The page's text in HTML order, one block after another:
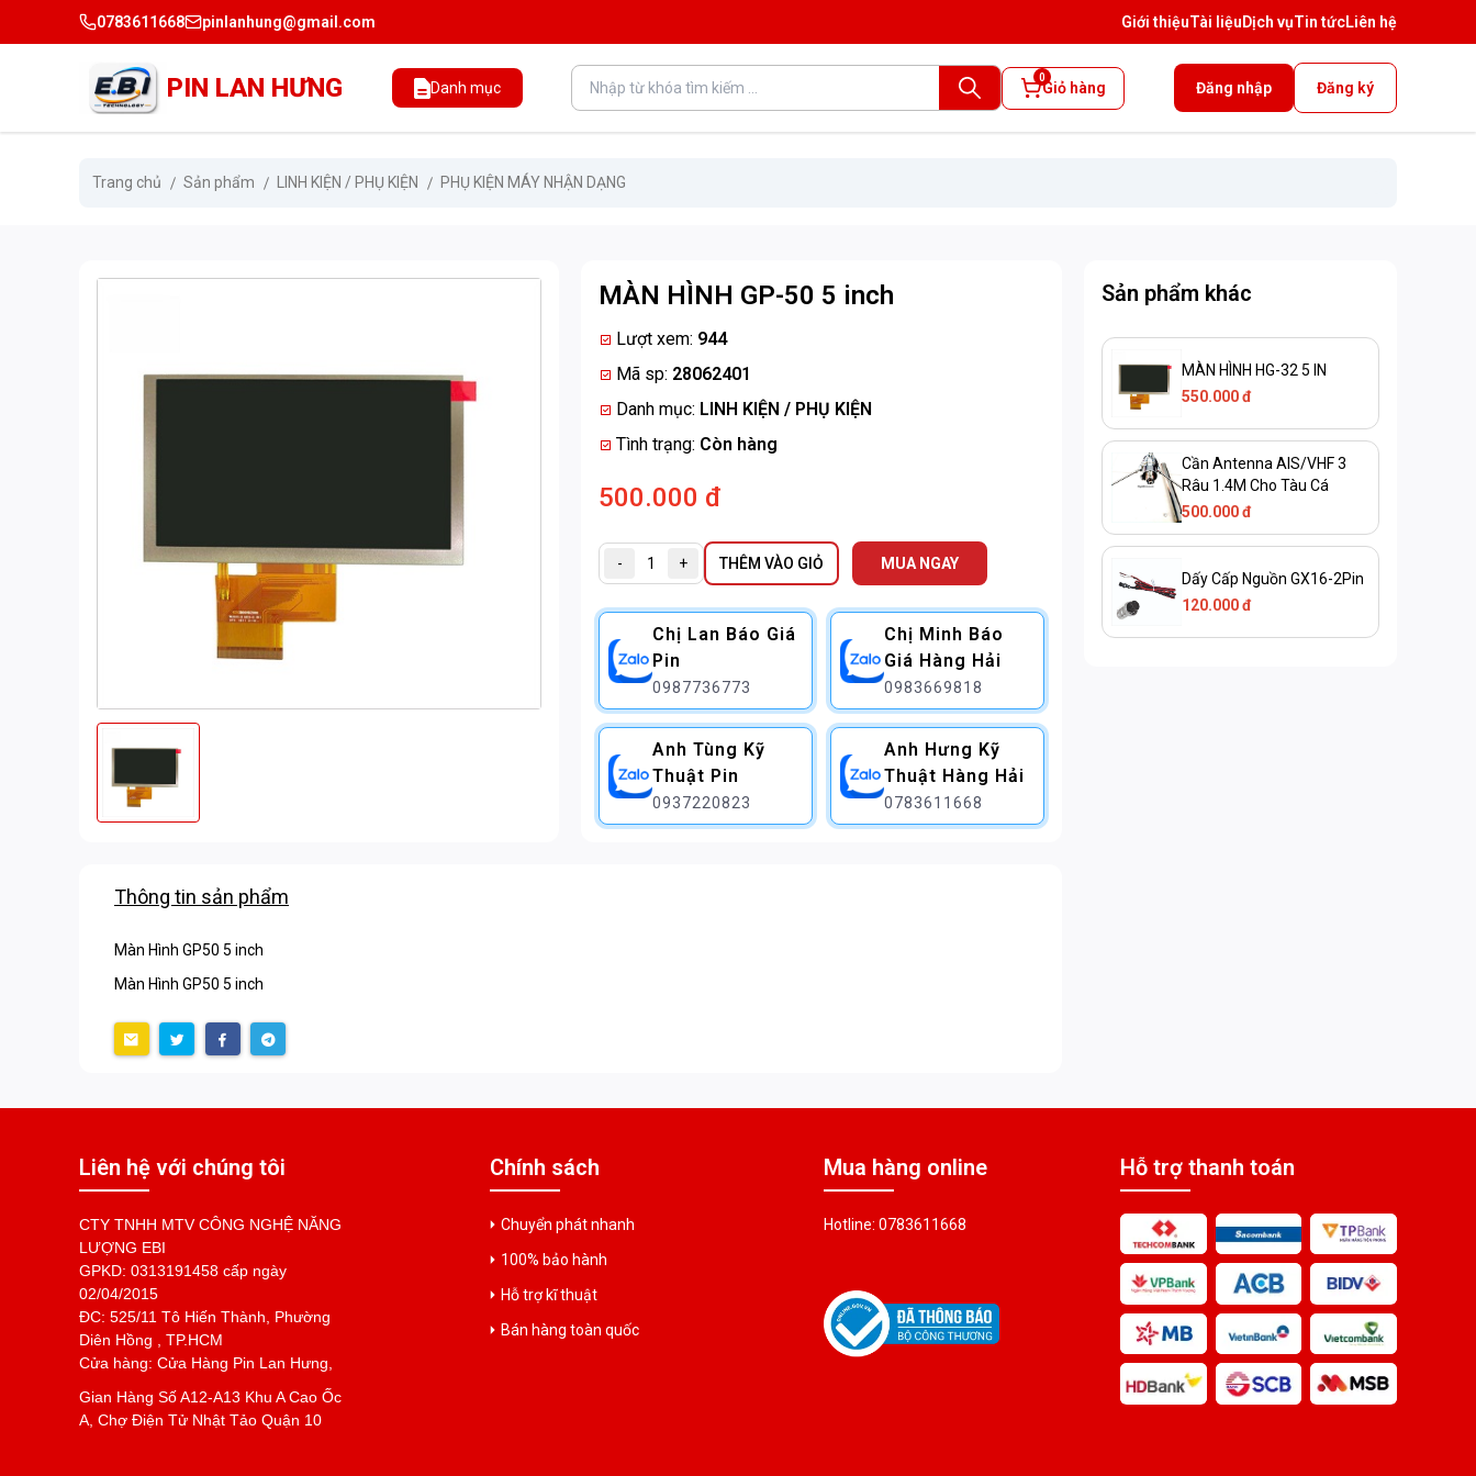
0783611668 pinlanhung@gmail.com Giới thiệuTài liệuDịch vụTin tứcLiên hệ
PIN LAN HƯNG Danh mục
0
Giỏ hàng Đăng nhập Đăng ký
Trang chủ Sản phẩm LINH KIỆN / PHỤ KIỆN PHỤ KIỆN MÁY NHẬN DẠNG
MÀN HÌNH GP-50 5 inch
Lượt xem: 944
Mã sp: 28062401
Danh mục: LINH KIỆN / PHỤ KIỆN
Tình trạng: Còn hàng
500.000 đ
- + THÊM VÀO GIỎ MUA NGAY
Chị Lan Báo Giá
Pin
0987736773
Chị Minh Báo
Giá Hàng Hải
0983669818
Anh Tùng Kỹ
Thuật Pin
0937220823
Anh Hưng Kỹ
Thuật Hàng Hải
0783611668
Thông tin sản phẩm
Màn Hình GP50 5 inch
Màn Hình GP50 5 inch
Sản phẩm khác
MÀN HÌNH HG-32 5 IN
550.000 đ
Cần Antenna AIS/VHF 3
Râu 1.4M Cho Tàu Cá
500.000 đ
Dấy Cấp Nguồn GX16-2Pin
120.000 đ
Liên hệ với chúng tôi
CTY TNHH MTV CÔNG NGHỆ NĂNG
LƯỢNG EBI
GPKD: 0313191458 cấp ngày
02/04/2015
ĐC: 525/11 Tô Hiến Thành, Phường
Diên Hồng , TP.HCM
Cửa hàng: Cửa Hàng Pin Lan Hưng,
Gian Hàng Số A12-A13 Khu A Cao Ốc
A, Chợ Điện Tử Nhật Tảo Quận 10
Chính sách
Chuyển phát nhanh
100% bảo hành
Hỗ trợ kĩ thuật
Bán hàng toàn quốc
Mua hàng online
Hotline: 0783611668
Hỗ trợ thanh toán